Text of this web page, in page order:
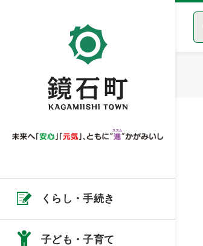
くらし・手続き
子ども・子育て